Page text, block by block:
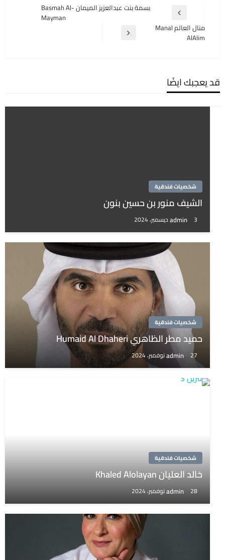
المقالات
المقالة
السابقة
بسمة بنت عبدالعزيز الميمان Basmah Al-
Mayman
المقالة
منال العالم Manal
AlAlim
قد يعجبك ايضًا
شخصيات فندقية
الشيف منور بن حسين بنون
admin 3 ديسمبر، 2024
شخصيات فندقية
حميد مطر الظاهري Humaid Al Dhaheri
admin 27 نوفمبر، 2024
شخصيات فندقية
خالد العليان Khaled Alolayan
admin 28 نوفمبر، 2024